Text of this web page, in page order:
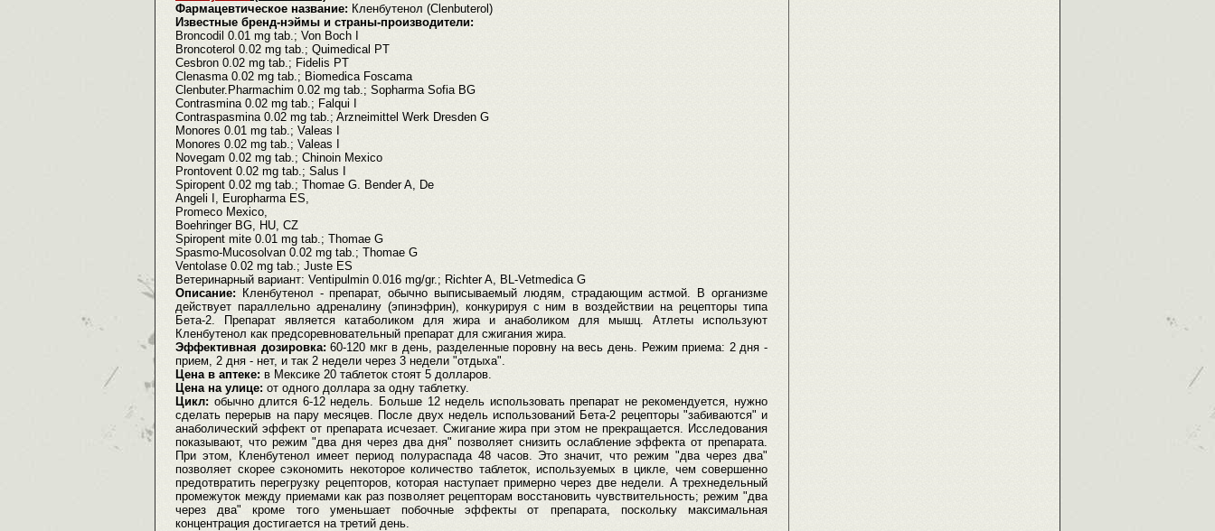
Фармацевтическое название: Кленбутенол (Clenbuterol)
Известные бренд-нэймы и страны-производители:
Broncodil 0.01 mg tab.; Von Boch I
Broncoterol 0.02 mg tab.; Quimedical PT
Cesbron 0.02 mg tab.; Fidelis PT
Clenasma 0.02 mg tab.; Biomedica Foscama
Clenbuter.Pharmachim 0.02 mg tab.; Sopharma Sofia BG
Contrasmina 0.02 mg tab.; Falqui I
Contraspasmina 0.02 mg tab.; Arzneimittel Werk Dresden G
Monores 0.01 mg tab.; Valeas I
Monores 0.02 mg tab.; Valeas I
Novegam 0.02 mg tab.; Chinoin Mexico
Prontovent 0.02 mg tab.; Salus I
Spiropent 0.02 mg tab.; Thomae G. Bender A, De
Angeli I, Europharma ES,
Promeco Mexico,
Boehringer BG, HU, CZ
Spiropent mite 0.01 mg tab.; Thomae G
Spasmo-Mucosolvan 0.02 mg tab.; Thomae G
Ventolase 0.02 mg tab.; Juste ES
Ветеринарный вариант: Ventipulmin 0.016 mg/gr.; Richter A, BL-Vetmedica G
Описание: Кленбутенол - препарат, обычно выписываемый людям, страдающим астмой. В организме
действует параллельно адреналину (эпинэфрин), конкурируя с ним в воздействии на рецепторы типа
Бета-2. Препарат является катаболиком для жира и анаболиком для мышц. Атлеты используют
Кленбутенол как предсоревновательный препарат для сжигания жира.
Эффективная дозировка:60-120 мкг в день, разделенные поровну на весь день. Режим приема: 2 дня -
прием, 2 дня - нет, и так 2 недели через 3 недели "отдыха".
Цена в аптеке: в Мексике 20 таблеток стоят 5 долларов.
Цена на улице: от одного доллара за одну таблетку.
Цикл: обычно длится 6-12 недель. Больше 12 недель использовать препарат не рекомендуется, нужно
сделать перерыв на пару месяцев. После двух недель использований Бета-2 рецепторы "забиваются" и
анаболический эффект от препарата исчезает. Сжигание жира при этом не прекращается. Исследования
показывают, что режим "два дня через два дня" позволяет снизить ослабление эффекта от препарата.
При этом, Кленбутенол имеет период полураспада 48 часов. Это значит, что режим "два через два"
позволяет скорее сэкономить некоторое количество таблеток, используемых в цикле, чем совершенно
предотвратить перегрузку рецепторов, которая наступает примерно через две недели. А трехнедельный
промежуток между приемами как раз позволяет рецепторам восстановить чувствительность; режим "два
через два" кроме того уменьшает побочные эффекты от препарата, поскольку максимальная
концентрация достигается на третий день.